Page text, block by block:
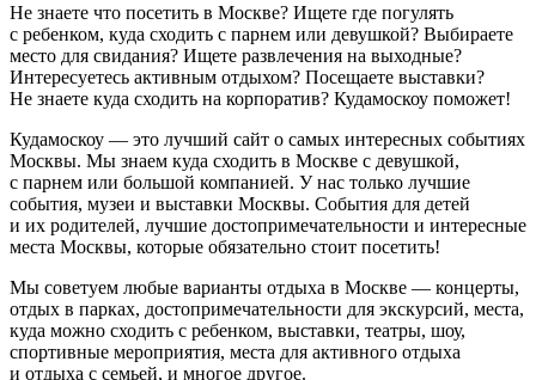
Не знаете что посетить в Москве? Ищете где погулять
с ребенком, куда сходить с парнем или девушкой? Выбираете
место для свидания? Ищете развлечения на выходные?
Интересуетесь активным отдыхом? Посещаете выставки?
Не знаете куда сходить на корпоратив? Кудамоскоу поможет!
Кудамоскоу — это лучший сайт о самых интересных событиях
Москвы. Мы знаем куда сходить в Москве с девушкой,
с парнем или большой компанией. У нас только лучшие
события, музеи и выставки Москвы. События для детей
и их родителей, лучшие достопримечательности и интересные
места Москвы, которые обязательно стоит посетить!
Мы советуем любые варианты отдыха в Москве — концерты,
отдых в парках, достопримечательности для экскурсий, места,
куда можно сходить с ребенком, выставки, театры, шоу,
спортивные мероприятия, места для активного отдыха
и отдыха с семьей, и многое другое.